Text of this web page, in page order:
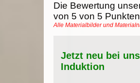
Die Bewertung
von 5 von 5
Alle Materialbilder und
Jetzt neu bei
Induktion